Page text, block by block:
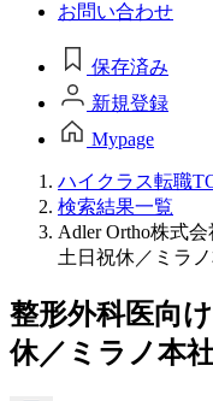
お問い合わせ
保存済み
新規登録
Mypage
ハイクラス転職
検索結果一覧
Adler Ortho株式
土日祝休／ミラ
整形外科医向
休／ミラノ本